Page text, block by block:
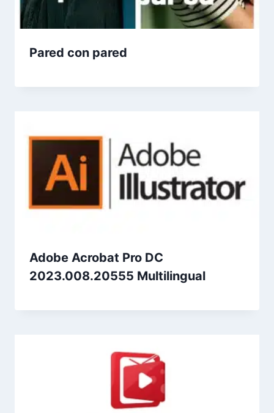
Pared con pared
Adobe Acrobat Pro DC
2023.008.20555 Multilingual